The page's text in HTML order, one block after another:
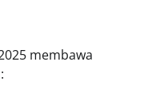
membawa